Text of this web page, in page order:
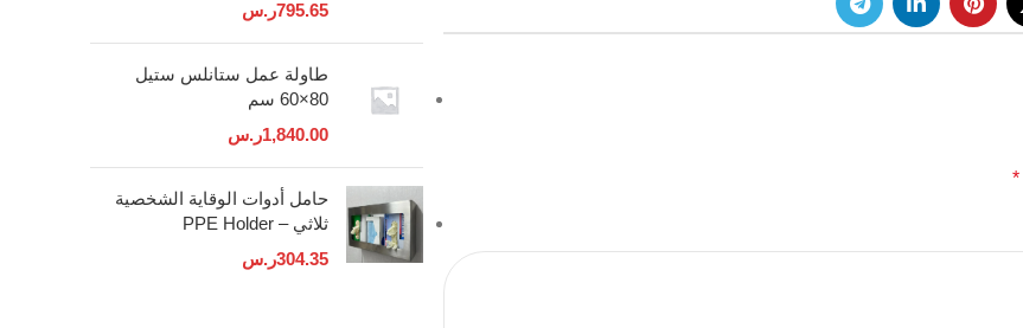
*
795.65ر.س
طاولة عمل ستانلس ستيل
80×60 سم
1,840.00ر.س
حامل أدوات الوقاية الشخصية
ثلاثي – PPE Holder
304.35ر.س